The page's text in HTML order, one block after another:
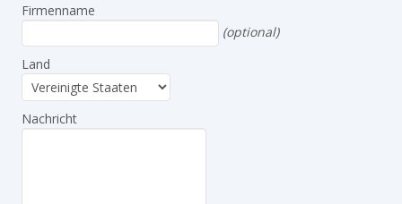
Firmenname
(optional)
Land
Nachricht